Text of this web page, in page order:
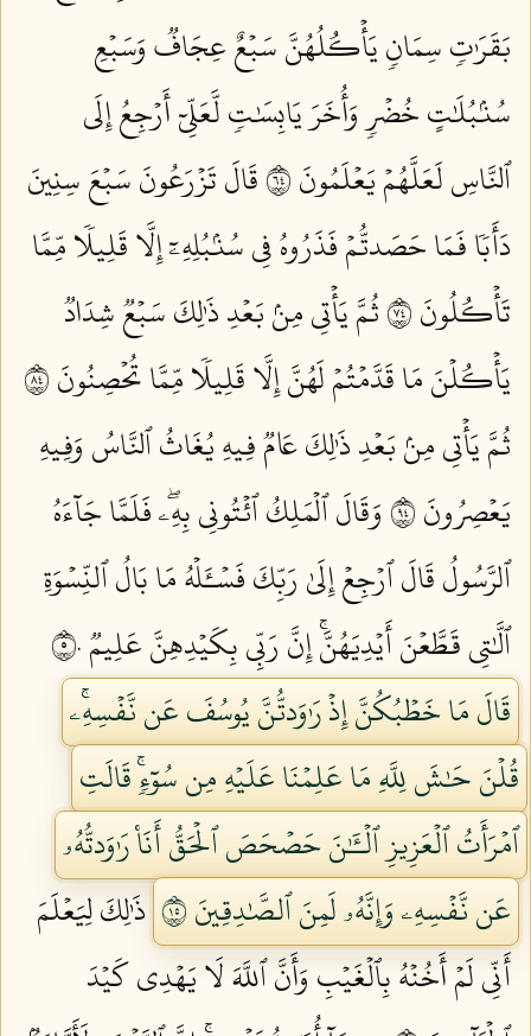
بَقَرَٰتٖ سِمَانٖ يَأۡكُلُهُنَّ سَبۡعٌ عِجَافٞ وَسَبۡعِ
سُنۢبُلَٰتٍ خُضۡرٖ وَأُخَرَ يَابِسَٰتٖ لَّعَلِّيٓ أَرۡجِعُ إِلَى
ٱلنَّاسِ لَعَلَّهُمۡ يَعۡلَمُونَ ٤٦
قَالَ تَزۡرَعُونَ سَبۡعَ سِنِينَ
دَأَبٗا فَمَا حَصَدتُّمۡ فَذَرُوهُ فِي سُنۢبُلِهِۦٓ إِلَّا قَلِيلٗا مِّمَّا
تَأۡكُلُونَ ٤٧
ثُمَّ يَأۡتِي مِنۢ بَعۡدِ ذَٰلِكَ سَبۡعٞ شِدَادٞ
يَأۡكُلۡنَ مَا قَدَّمۡتُمۡ لَهُنَّ إِلَّا قَلِيلٗا مِّمَّا تُحۡصِنُونَ ٤٨
ثُمَّ يَأۡتِي مِنۢ بَعۡدِ ذَٰلِكَ عَامٞ فِيهِ يُغَاثُ ٱلنَّاسُ وَفِيهِ
يَعۡصِرُونَ ٤٩
وَقَالَ ٱلۡمَلِكُ ٱئۡتُونِي بِهِۦۖ فَلَمَّا جَآءَهُ
ٱلرَّسُولُ قَالَ ٱرۡجِعۡ إِلَىٰ رَبِّكَ فَسۡـَٔلۡهُ مَا بَالُ ٱلنِّسۡوَةِ
ٱلَّٰتِي قَطَّعۡنَ أَيۡدِيَهُنَّۚ إِنَّ رَبِّي بِكَيۡدِهِنَّ عَلِيمٞ ٥٠
قَالَ مَا خَطۡبُكُنَّ إِذۡ رَٰوَدتُّنَّ يُوسُفَ عَن نَّفۡسِهِۦۚ
قُلۡنَ حَٰشَ لِلَّهِ مَا عَلِمۡنَا عَلَيۡهِ مِن سُوٓءٖۚ قَالَتِ
ٱمۡرَأَتُ ٱلۡعَزِيزِ ٱلۡـَٰٔنَ حَصۡحَصَ ٱلۡحَقُّ أَنَا۠ رَٰوَدتُّهُۥ
عَن نَّفۡسِهِۦ وَإِنَّهُۥ لَمِنَ ٱلصَّٰدِقِينَ ٥١
ذَٰلِكَ لِيَعۡلَمَ
أَنِّي لَمۡ أَخُنۡهُ بِٱلۡغَيۡبِ وَأَنَّ ٱللَّهَ لَا يَهۡدِي كَيۡدَ